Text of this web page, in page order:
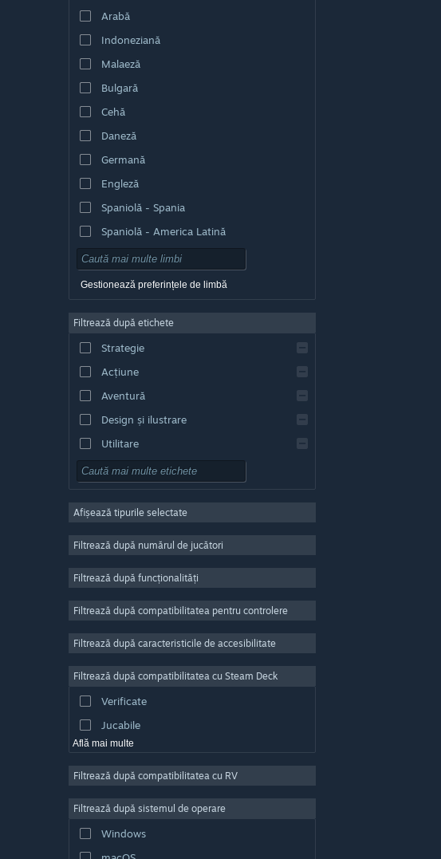
Arabă
Indoneziană
Malaeză
Bulgară
Cehă
Daneză
Germană
Engleză
Spaniolă - Spania
Spaniolă - America Latină
Gestionează preferințele de limbă
Filtrează după etichete
Strategie
Acțiune
Aventură
Design și ilustrare
Utilitare
Gratuit
Număr masiv de jucători
Indie
Casual
Simulare
Producție video
Editare de fotografii
Afișează tipurile selectate
Filtrează după numărul de jucători
Filtrează după funcționalități
Filtrează după compatibilitatea pentru controlere
Filtrează după caracteristicile de accesibilitate
Filtrează după compatibilitatea cu Steam Deck
Verificate
Jucabile
Află mai multe
Filtrează după compatibilitatea cu RV
Filtrează după sistemul de operare
Windows